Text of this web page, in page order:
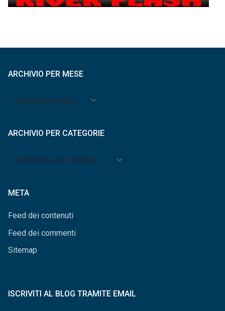
ARCHIVIO PER MESE
Archivio
ARCHIVIO PER CATEGORIE
Archivio
META
Feed dei contenuti
Feed dei commenti
Sitemap
ISCRIVITI AL BLOG TRAMITE EMAIL